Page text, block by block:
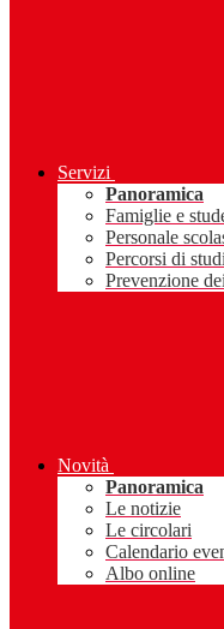
Servizi
Panoramica
Famiglie e
Personale
Percorsi di
Prevenzione
Novità
Panoramica
Le notizie
Le circolari
Calendario
Albo online